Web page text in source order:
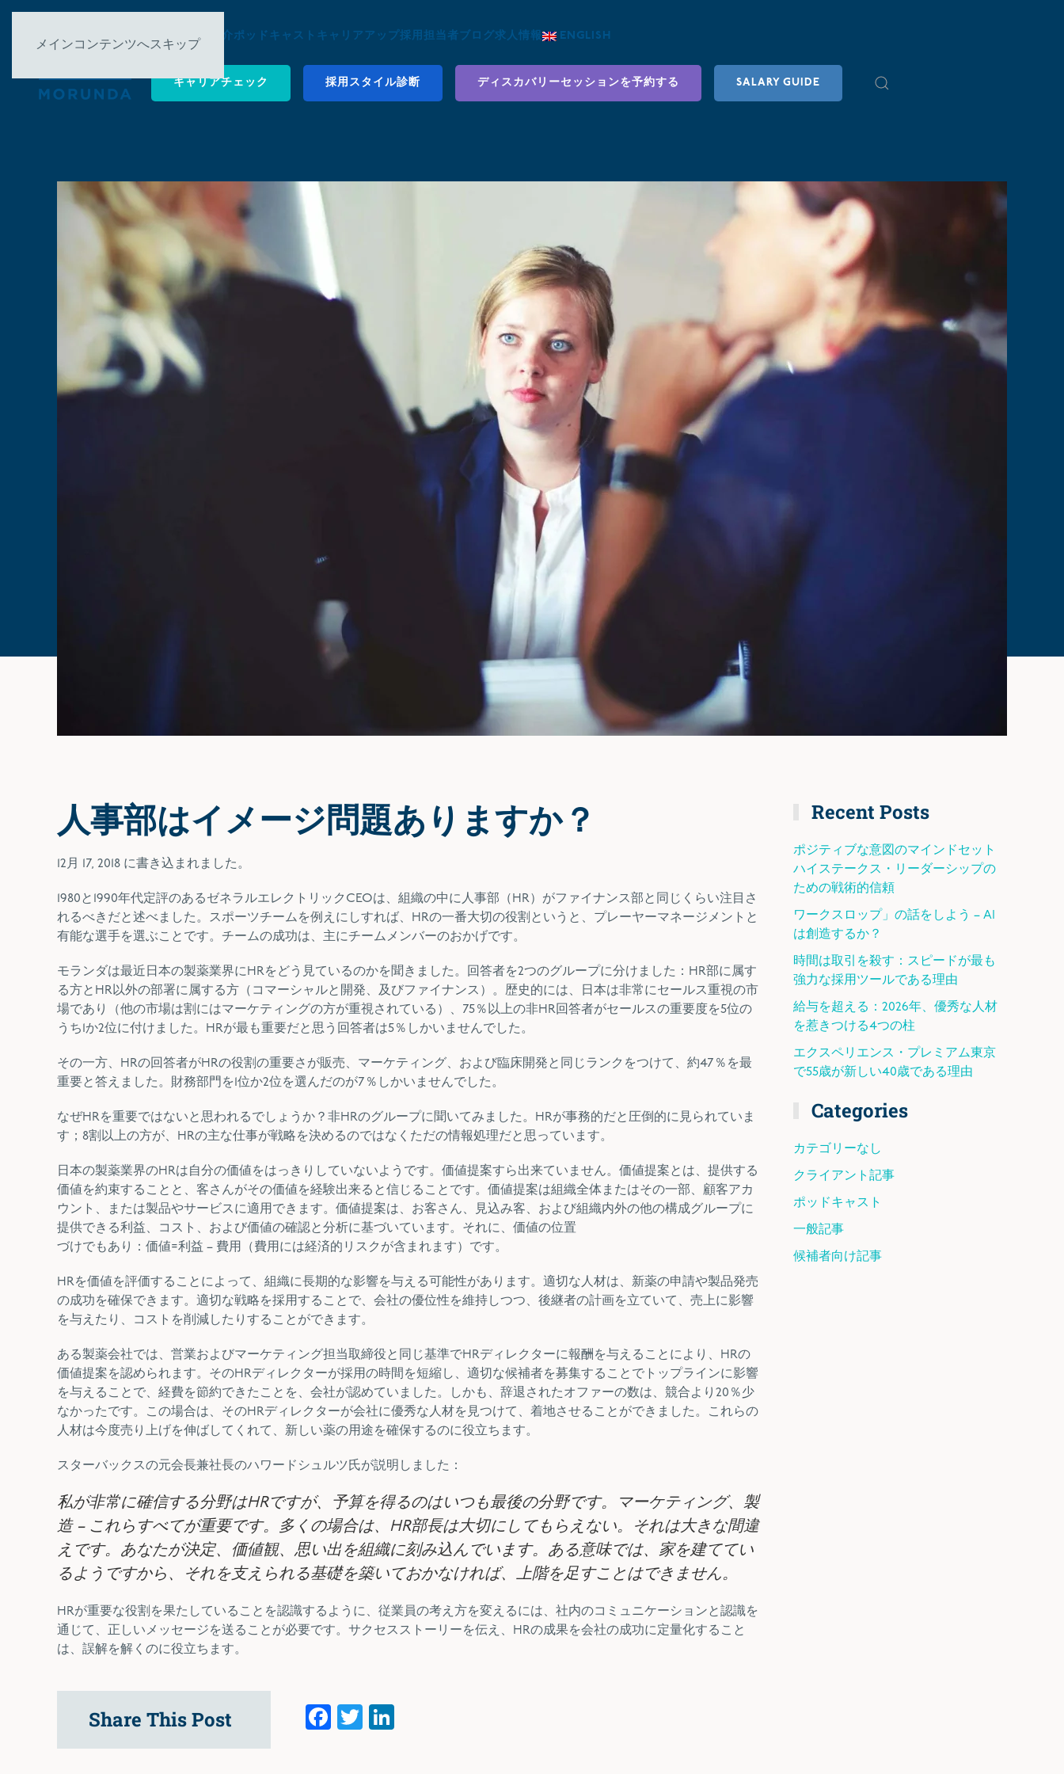
メインコンテンツへスキップ
について 事例紹介ポッドキャスト キャリアアップ採用担当者ブログ求人情報 ENGLISH
キャリアチェック 採用スタイル診断 ディスカバリーセッションを予約する SALARY GUIDE
人事部はイメージ問題ありますか？
12月 17, 2018 に書き込まれました。
1980と1990年代定評のあるゼネラルエレクトリックCEOは、組織の中に人事部（HR）がファイナンス部と同じくらい注目さ
れるべきだと述べました。スポーツチームを例えにしすれば、HRの一番大切の役割というと、プレーヤーマネージメントと
有能な選手を選ぶことです。チームの成功は、主にチームメンバーのおかげです。
モランダは最近日本の製薬業界にHRをどう見ているのかを聞きました。回答者を2つのグループに分けました：HR部に属す
る方とHR以外の部署に属する方（コマーシャルと開発、及びファイナンス）。歴史的には、日本は非常にセールス重視の市
場であり（他の市場は割にはマーケティングの方が重視されている）、75％以上の非HR回答者がセールスの重要度を5位の
うち1か2位に付けました。HRが最も重要だと思う回答者は5％しかいませんでした。
その一方、HRの回答者がHRの役割の重要さが販売、マーケティング、および臨床開発と同じランクをつけて、約47％を最
重要と答えました。財務部門を1位か2位を選んだのが7％しかいませんでした。
なぜHRを重要ではないと思われるでしょうか？非HRのグループに聞いてみました。HRが事務的だと圧倒的に見られていま
す；8割以上の方が、HRの主な仕事が戦略を決めるのではなくただの情報処理だと思っています。
日本の製薬業界のHRは自分の価値をはっきりしていないようです。価値提案すら出来ていません。価値提案とは、 提供する
価値を約束することと、客さんがその価値を経験出来ると信じることです。価値提案は組織全体またはその一部、顧客アカ
ウント、または製品やサービスに適用できます。 価値提案は、お客さん、見込み客、および組織内外の他の構成グループに
提供できる利益、コスト、および価値の確認と分析に基づいています。それに、価値の位置
づけでもあり：価値=利益 – 費用（費用には経済的リスクが含まれます）です。
HRを価値を評価することによって、組織に長期的な影響を与える可能性があります。 適切な人材は、新薬の申請や製品発売
の成功を確保できます。適切な戦略を採用することで、会社の優位性を維持しつつ、後継者の計画を立ていて、売上に影響
を与えたり、コストを削減したりすることができます。
ある製薬会社では、営業およびマーケティング担当取締役と同じ基準でHRディレクターに報酬を与えることにより、HRの
価値提案を認められます。そのHRディレクターが採用の時間を短縮し、適切な候補者を募集することでトップラインに影響
を与えることで、経費を節約できたことを、会社が認めていました。しかも、辞退されたオファーの数は、競合より20％少
なかったです。この場合は、そのHRディレクターが会社に優秀な人材を見つけて、着地させることができました。これらの
人材は今度売り上げを伸ばしてくれて、新しい薬の用途を確保するのに役立ちます。
スターバックスの元会長兼社長のハワードシュルツ氏が説明しました：
私が非常に確信する分野はHRですが、予算を得るのはいつも最後の分野です。マーケティング、製
造 – これらすべてが重要です。多くの場合は、HR部長は大切にしてもらえない。それは大きな間違
えです。あなたが決定、価値観、思い出を組織に刻み込んでいます。ある意味では、家を建ててい
るようですから、それを支えられる基礎を築いておかなければ、上階を足すことはできません。
HRが重要な役割を果たしていることを認識するように、従業員の考え方を変えるには、社内のコミュニケーションと認識を
通じて、正しいメッセージを送ることが必要です。サクセスストーリーを伝え、HRの成果を会社の成功に定量化すること
は、誤解を解くのに役立ちます。
Recent Posts
ポジティブな意図のマインドセット
ハイステークス・リーダーシップの
ための戦術的信頼
ワークスロップ」の話をしよう – AI
は創造するか？
時間は取引を殺す：スピードが最も
強力な採用ツールである理由
給与を超える：2026年、優秀な人材
を惹きつける4つの柱
エクスペリエンス・プレミアム東京
で55歳が新しい40歳である理由
Categories
カテゴリーなし
クライアント記事
ポッドキャスト
一般記事
候補者向け記事
Share This Post Facebook
Twitter